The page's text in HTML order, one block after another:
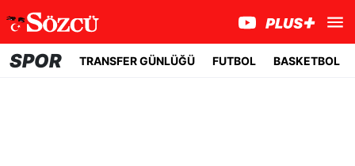
SPOR TRANSFER GÜNLÜĞÜ FUTBOL BASKETBOL